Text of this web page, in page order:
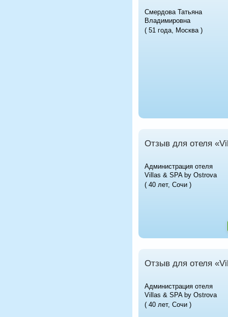
Смердова Татьяна
Владимировна
( 51 года, Москва )
Отзыв для отеля
Администрация отеля
Villas & SPA by Ostrova
( 40 лет, Сочи )
Отзыв для отеля
Администрация отеля
Villas & SPA by Ostrova
( 40 лет, Сочи )